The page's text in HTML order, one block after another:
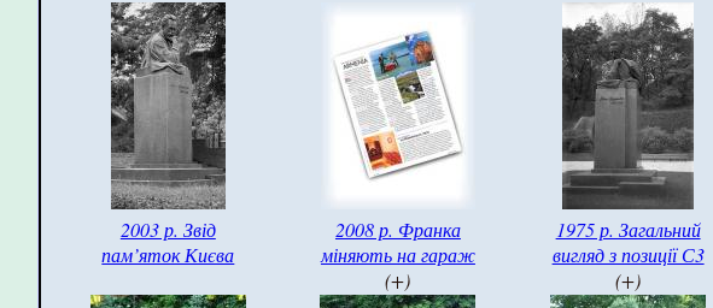
2003 р. Звід
пам’яток Києва
2008 р. Франка
міняють на гараж
(+)
1975 р. Загальний
вигляд з позиції С3
(+)